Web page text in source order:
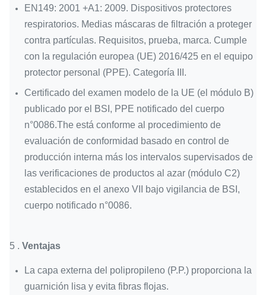
EN149: 2001 +A1: 2009. Dispositivos protectores
respiratorios. Medias máscaras de filtración a proteger
contra partículas. Requisitos, prueba, marca. Cumple
con la regulación europea (UE) 2016/425 en el equipo
protector personal (PPE). Categoría III.
Certificado del examen modelo de la UE (el módulo B)
publicado por el BSI, PPE notificado del cuerpo
n°0086.The está conforme al procedimiento de
evaluación de conformidad basado en control de
producción interna más los intervalos supervisados de
las verificaciones de productos al azar (módulo C2)
establecidos en el anexo VII bajo vigilancia de BSI,
cuerpo notificado n°0086.
5 . Ventajas
La capa externa del polipropileno (P.P.) proporciona la
guarnición lisa y evita fibras flojas.